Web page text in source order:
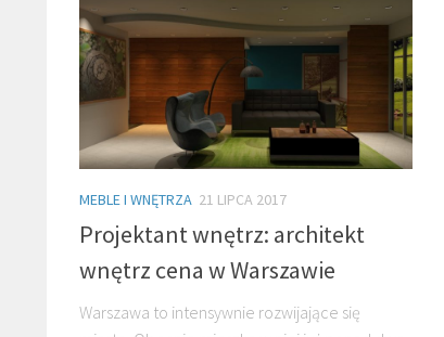
MEBLE I WNĘTRZA 21 LIPCA 2017
Projektant wnętrz: architekt
wnętrz cena w Warszawie
Warszawa to intensywnie rozwijające się